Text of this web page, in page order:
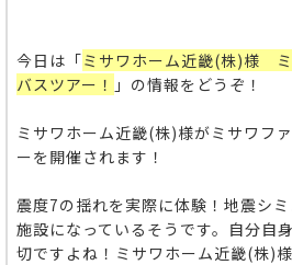
今日は「ミサワホーム近畿(株)様
バスツアー！ 」の情報をどうぞ！
ミサワホーム近畿(株)様がミサワフ
ーを開催されます！
震度7の揺れを実際に体験！地震シ
施設になっているそうです。自分自
切ですよね！ミサワホーム近畿(株)